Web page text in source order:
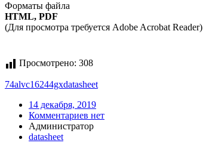
Форматы файла
HTML, PDF
(Для просмотра требуется Adobe Acrobat Reader)
Просмотрено: 308
74alvc16244gxdatasheet
14 декабря, 2019
Комментариев нет
Администратор
datasheet